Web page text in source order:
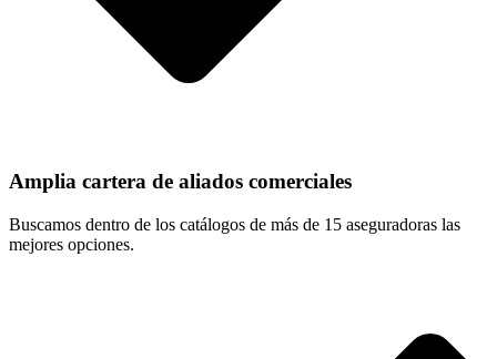
Amplia cartera de aliados comerciales
Buscamos dentro de los catálogos de más de 15 aseguradoras las
mejores opciones.